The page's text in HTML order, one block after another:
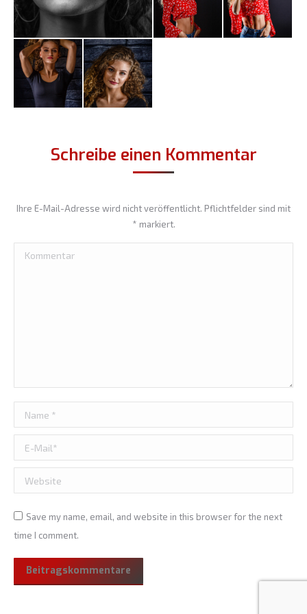
Schreibe einen Kommentar
Ihre E-Mail-Adresse wird nicht veröffentlicht. Pflichtfelder sind mit
* markiert.
Kommentar
Name *
E-Mail *
Website
Save my name, email, and website in this browser for the next
time I comment.
Beitragskommentare